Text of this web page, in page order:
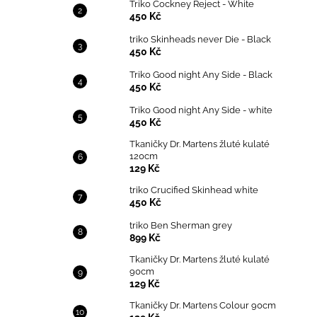
Triko Cockney Reject - White
450 Kč
triko Skinheads never Die - Black
450 Kč
Triko Good night Any Side - Black
450 Kč
Triko Good night Any Side - white
450 Kč
Tkaničky Dr. Martens žluté kulaté
120cm
129 Kč
triko Crucified Skinhead white
450 Kč
triko Ben Sherman grey
899 Kč
Tkaničky Dr. Martens žluté kulaté
90cm
129 Kč
Tkaničky Dr. Martens Colour 90cm